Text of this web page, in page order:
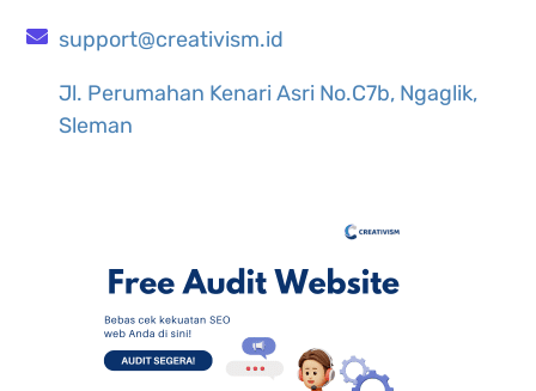
support@creativism.id
Jl. Perumahan Kenari Asri No.C7b, Ngaglik,
Sleman